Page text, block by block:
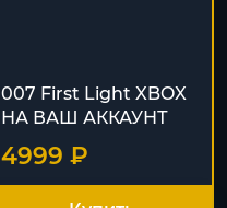
007 First Light XBOX
НА ВАШ АККАУНТ
4999 ₽